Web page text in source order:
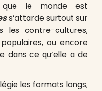
que le monde est
s’attarde surtout sur
les contre-cultures,
ou encore
dans ce qu’elle a de
les formats longs,